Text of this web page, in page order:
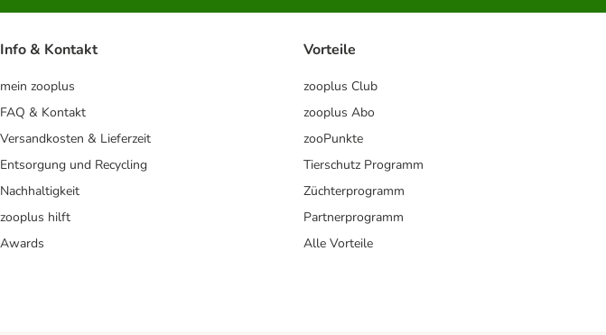
Info & Kontakt
mein zooplus
FAQ & Kontakt
Versandkosten & Lieferzeit
Entsorgung und Recycling
Nachhaltigkeit
zooplus hilft
Awards
Vorteile
zooplus Club
zooplus Abo
zooPunkte
Tierschutz Programm
Züchterprogramm
Partnerprogramm
Alle Vorteile